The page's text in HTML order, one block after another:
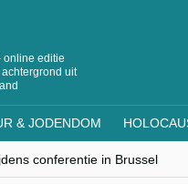
online editie
uit
& JODENDOM
conferentie in Brussel
begrijpt”, Jinnih Beels